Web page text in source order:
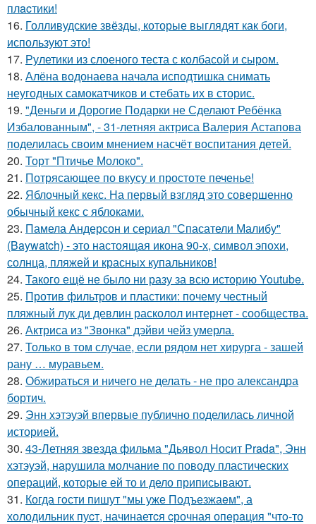
плacтики!
16. Голливудские звёзды, которые выглядят как боги,
используют это!
17. Рулетики из слоеного теста с колбасой и сыром.
18. Алёна водонаева начала исподтишка снимать
неугодных самокатчиков и стебать их в сторис.
19. "Деньги и Дорогие Подарки не Сделают Ребёнка
Избалованным", - 31-летняя актриса Валерия Астапова
поделилась своим мнением насчёт воспитания детей.
20. Торт "Птичье Молоко".
21. Потрясающее по вкусу и простоте печенье!
22. Яблочный кекс. На первый взгляд это совершенно
обычный кекс с яблоками.
23. Памела Андерсон и сериал "Спасатели Малибу"
(Baywatch) - это настоящая икона 90-х, символ эпохи,
солнца, пляжей и красных купальников!
24. Такого ещё не было ни разу за всю историю Youtube.
25. Против фильтров и пластики: почему честный
пляжный лук ди девлин расколол интернет - сообщества.
26. Актриса из "Звонка" дэйви чейз умерла.
27. Только в том случае, если рядом нет хирурга - зашей
рану … муравьем.
28. Обжираться и ничего не делать - не про александра
бортич.
29. Энн хэтэуэй впервые публично поделилась личной
историей.
30. 43-Летняя звезда фильма "Дьявол Носит Prada", Энн
хэтэуэй, нарушила молчание по поводу пластических
операций, которые ей то и дело приписывают.
31. Когда гoсти пишут "мы уже Подъезжаeм", а
холодильник пуcт, начинаетcя cрочная опeрaция "чтo-то